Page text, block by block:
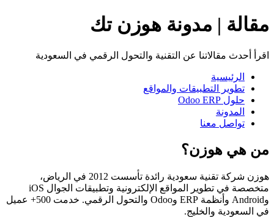
مقالة | مدونة هوزن تك
اقرأ أحدث مقالاتنا عن التقنية والتحول الرقمي في السعودية
الرئيسية
تطوير التطبيقات والمواقع
حلول Odoo ERP
المدونة
تواصل معنا
من هي هوزن؟
هوزن شركة تقنية سعودية رائدة تأسست 2012 في الرياض،
متخصصة في تطوير المواقع الإلكترونية وتطبيقات الجوال iOS
وAndroid وأنظمة ERP وOdoo والتحول الرقمي. خدمت 500+ عميل
في السعودية والخليج.